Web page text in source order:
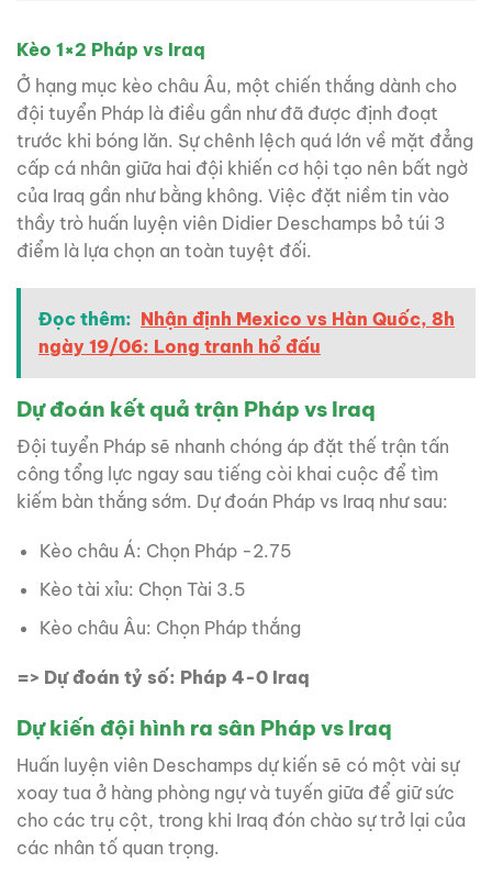
Kèo 1×2 Pháp vs Iraq
Ở hạng mục kèo châu Âu, một chiến thắng dành cho
đội tuyển Pháp là điều gần như đã được định đoạt
trước khi bóng lăn. Sự chênh lệch quá lớn về mặt đẳng
cấp cá nhân giữa hai đội khiến cơ hội tạo nên bất ngờ
của Iraq gần như bằng không. Việc đặt niềm tin vào
thầy trò huấn luyện viên Didier Deschamps bỏ túi 3
điểm là lựa chọn an toàn tuyệt đối.
Đọc thêm: Nhận định Mexico vs Hàn Quốc, 8h
ngày 19/06: Long tranh hổ đấu
Dự đoán kết quả trận Pháp vs Iraq
Đội tuyển Pháp sẽ nhanh chóng áp đặt thế trận tấn
công tổng lực ngay sau tiếng còi khai cuộc để tìm
kiếm bàn thắng sớm. Dự đoán Pháp vs Iraq như sau:
Kèo châu Á: Chọn Pháp -2.75
Kèo tài xỉu: Chọn Tài 3.5
Kèo châu Âu: Chọn Pháp thắng
=> Dự đoán tỷ số: Pháp 4-0 Iraq
Dự kiến đội hình ra sân Pháp vs Iraq
Huấn luyện viên Deschamps dự kiến sẽ có một vài sự
xoay tua ở hàng phòng ngự và tuyến giữa để giữ sức
cho các trụ cột, trong khi Iraq đón chào sự trở lại của
các nhân tố quan trọng.